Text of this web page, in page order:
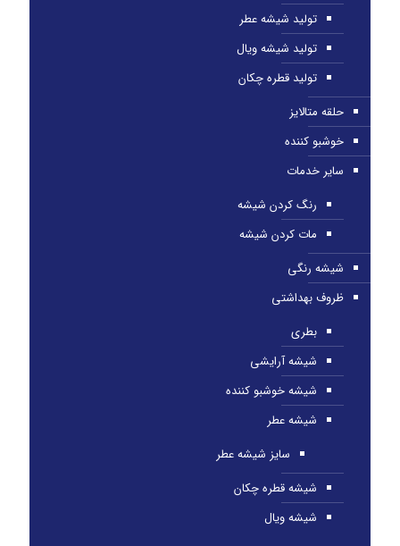
تولید شیشه عطر
تولید شیشه ویال
تولید قطره چکان
حلقه متالایز
خوشبو کننده
سایر خدمات
رنگ کردن شیشه
مات کردن شیشه
شیشه رنگی
ظروف بهداشتی
بطری
شیشه آرایشی
شیشه خوشبو کننده
شیشه عطر
سایز شیشه عطر
شیشه قطره چکان
شیشه ویال